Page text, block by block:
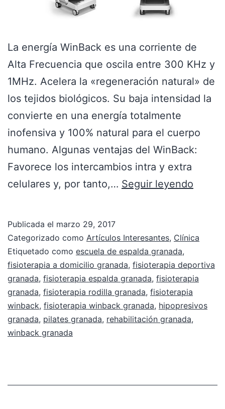
La energía WinBack es una corriente de
Alta Frecuencia que oscila entre 300 KHz y
1MHz. Acelera la «regeneración natural» de
los tejidos biológicos. Su baja intensidad la
convierte en una energía totalmente
inofensiva y 100% natural para el cuerpo
humano. Algunas ventajas del WinBack:
Favorece los intercambios intra y extra
celulares y, por tanto,… Seguir leyendo
Publicada el marzo 29, 2017
Categorizado como Artículos Interesantes, Clínica
Etiquetado como escuela de espalda granada,
fisioterapia a domicilio granada, fisioterapia deportiva
granada, fisioterapia espalda granada, fisioterapia
granada, fisioterapia rodilla granada, fisioterapia
winback, fisioterapia winback granada, hipopresivos
granada, pilates granada, rehabilitación granada,
winback granada